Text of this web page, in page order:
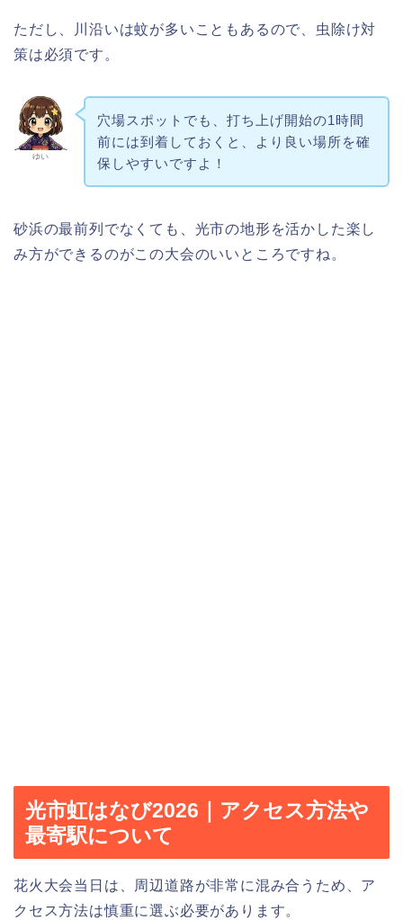
ただし、川沿いは蚊が多いこともあるので、虫除け対
策は必須です。
ゆい
穴場スポットでも、打ち上げ開始の1時間
前には到着しておくと、より良い場所を確
保しやすいですよ！
砂浜の最前列でなくても、光市の地形を活かした楽し
み方ができるのがこの大会のいいところですね。
光市虹はなび2026｜アクセス方法や
最寄駅について
花火大会当日は、周辺道路が非常に混み合うため、ア
クセス方法は慎重に選ぶ必要があります。